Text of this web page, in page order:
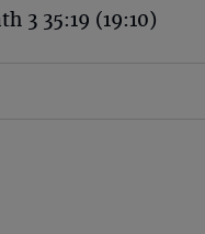
3 35:19 (19:10)